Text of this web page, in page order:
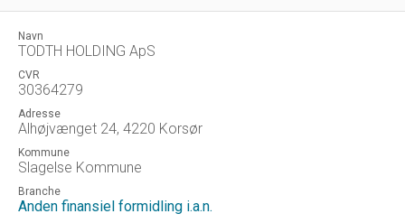
Navn
TODTH HOLDING ApS
CVR
30364279
Adresse
Alhøjvænget 24, 4220 Korsør
Kommune
Slagelse Kommune
Branche
Anden finansiel formidling i.a.n.